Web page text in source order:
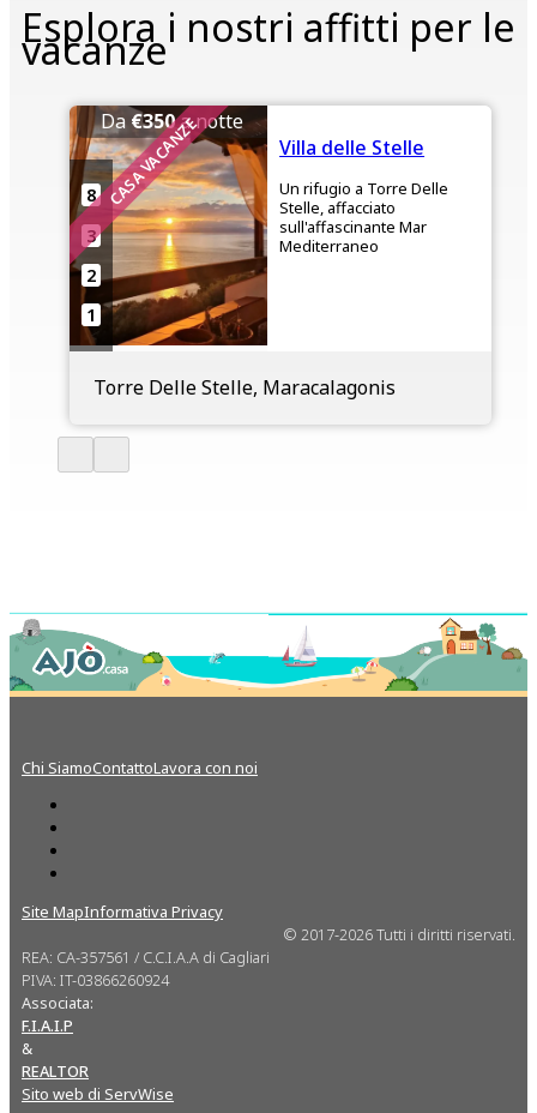
Esplora i nostri affitti per le
vacanze
CASA VACANZE
Da €350a notte
8
3
2
1
Villa delle Stelle
Un rifugio a Torre Delle
Stelle, affacciato
sull'affascinante Mar
Mediterraneo
Torre Delle Stelle, Maracalagonis
Chi SiamoContattoLavora con noi
Site MapInformativa Privacy
© 2017-2026 Tutti i diritti riservati.
REA: CA-357561 / C.C.I.A.A di Cagliari
PIVA: IT-03866260924
Associata:
F.I.A.I.P
&
REALTOR
Sito web di ServWise